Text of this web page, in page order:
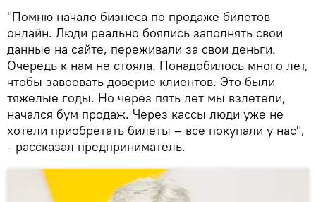
"Помню начало бизнеса по продаже билетов
онлайн. Люди реально боялись заполнять свои
данные на сайте, переживали за свои деньги.
Очередь к нам не стояла. Понадобилось много лет,
чтобы завоевать доверие клиентов. Это были
тяжелые годы. Но через пять лет мы взлетели,
начался бум продаж. Через кассы люди уже не
хотели приобретать билеты – все покупали у нас",
- рассказал предприниматель.